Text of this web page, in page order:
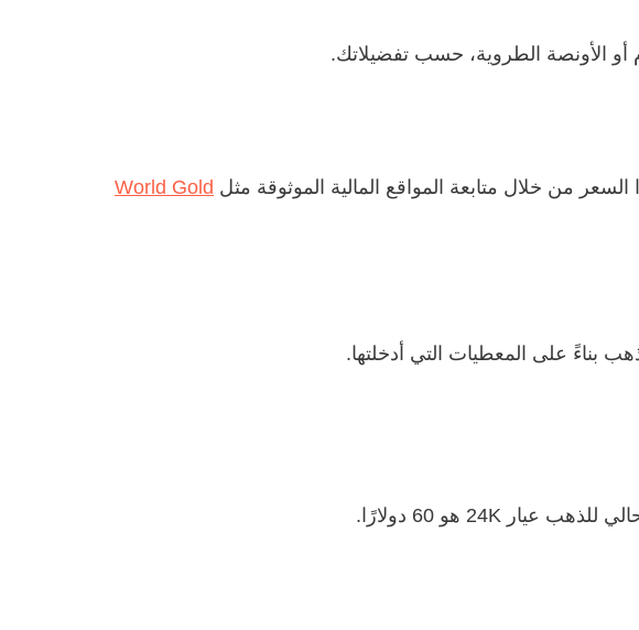
الأونصة الطروية، حسب تفضيلاتك.
من خلال متابعة المواقع المالية الموثوقة مثل World Gold
بناءً على المعطيات التي أدخلتها.